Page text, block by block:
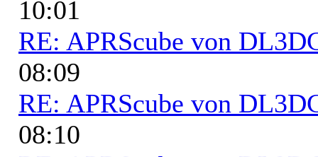
10:01
RE: APRScube von
08:09
RE: APRScube von
08:10